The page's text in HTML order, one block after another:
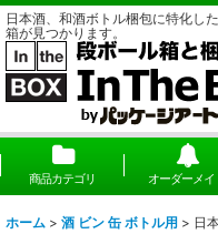
日本酒、和酒ボトル梱包に特化し
箱が見つかります。
商品カテゴリ オーダーメイ
ホーム > 酒 ビン 缶 ボトル用 > 日